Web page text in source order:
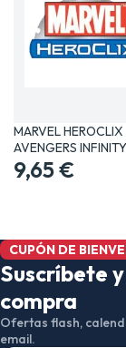
MARVEL
AVENGERS INFINITY
SET…
9,65 €
CUPÓN DE
Suscríbete
compra
Ofertas flash,
email.